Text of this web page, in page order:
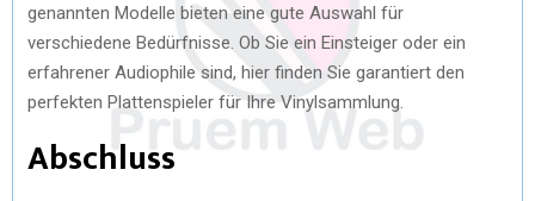
genannten Modelle bieten eine gute Auswahl für
verschiedene Bedürfnisse. Ob Sie ein Einsteiger oder ein
erfahrener Audiophile sind, hier finden Sie garantiert den
perfekten Plattenspieler für Ihre Vinylsammlung.
Abschluss